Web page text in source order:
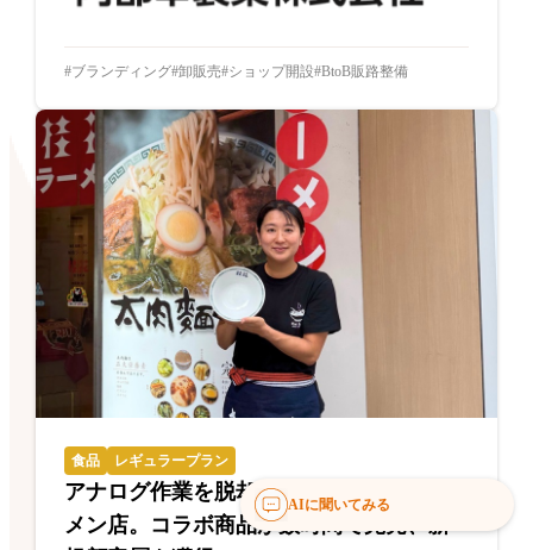
ブランディング 卸販売 ショップ開設 BtoB販路整備
食品 レギュラープラン
アナログ作業を脱却した創業70年のラー
メン店。コラボ商品が数時間で完売、新
AIに聞いてみる